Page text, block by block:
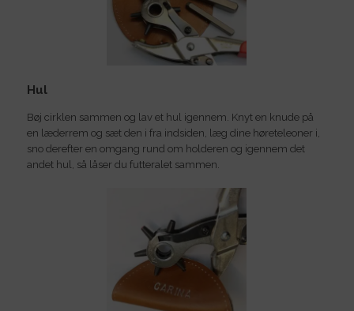
Hul
Bøj cirklen sammen og lav et hul igennem. Knyt en knude på
en læderrem og sæt den i fra indsiden, læg dine høreteleoner i,
sno derefter en omgang rund om holderen og igennem det
andet hul, så låser du futteralet sammen.